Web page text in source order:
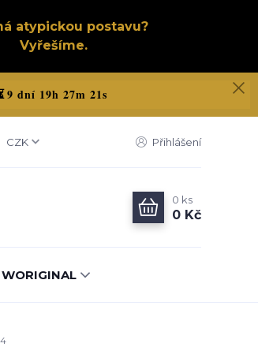
atypickou postavu?
Vyřešíme.
9 dní 19h 27m 21s
CZK Přihlášení
0 ks
0 Kč